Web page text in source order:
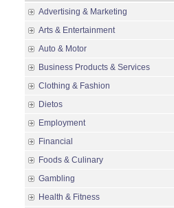
Advertising & Marketing
Arts & Entertainment
Auto & Motor
Business Products & Services
Clothing & Fashion
Dietos
Employment
Financial
Foods & Culinary
Gambling
Health & Fitness